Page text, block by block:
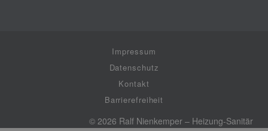
Impressum
Datenschutz
Kontakt
Barrierefreiheit
© 2026 Ralf Nienkemper – Heizung-Sanitär